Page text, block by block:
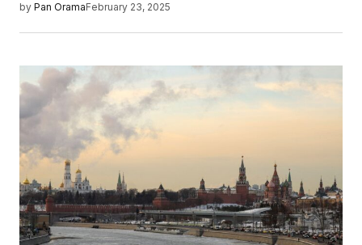
by Pan OramaFebruary 23, 2025